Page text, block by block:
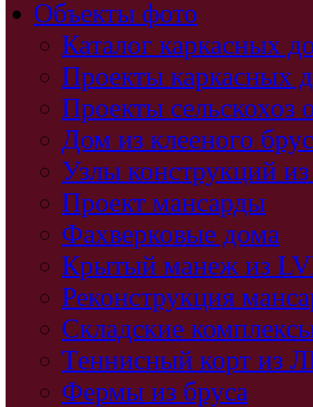
Объекты фото
Каталог каркасных
Проекты каркасных
Проекты сельскохоз
Дом из клееного
Узлы конструкций
Проект мансарды
Фахверковые дома
Крытый манеж из
Реконструкция
Складские
Теннисный корт из
Фермы из бруса